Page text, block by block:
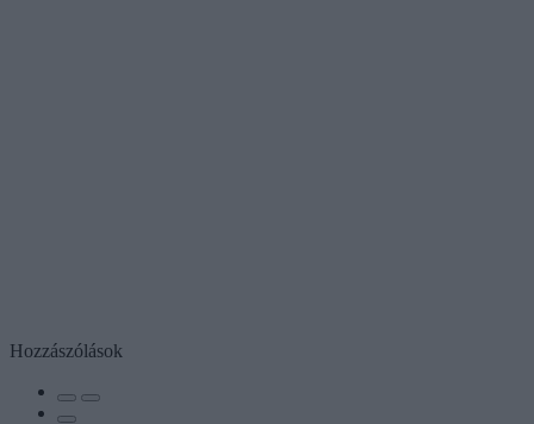
Hozzászólások